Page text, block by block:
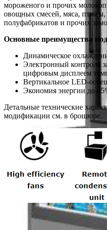
мороженого и прочих
овощных смесей, мяса, птицы,
полуфабрикатов и прочих
Основные преимущества
Динамическое
Электронный контроль
цифровым дисплеем
Вертикальное LED-
Экономия энергии до
Детальные технические
модификации см. в брошюре.